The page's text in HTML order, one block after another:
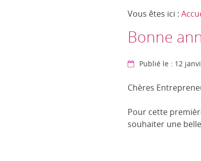
Vous êtes ici :
Bonne
Publié le : 12
Chères
Pour cette
souhaiter une